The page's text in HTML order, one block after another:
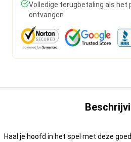
Volledige terugbetaling als het
ontvangen
Haal je hoofd in het spel met deze